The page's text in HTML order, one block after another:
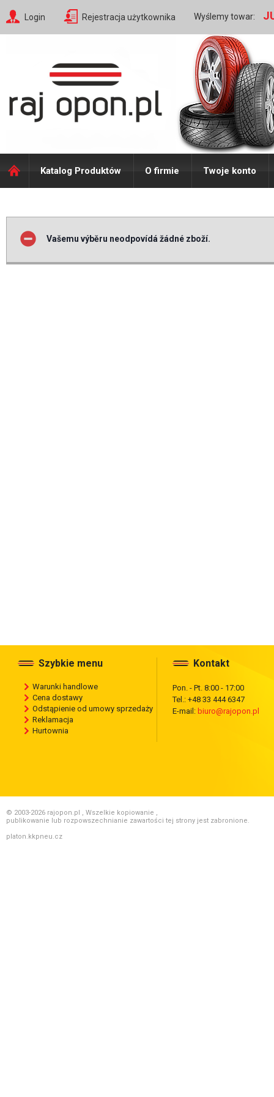
Login Rejestracja użytkownika Wyślemy towar:
Katalog Produktów O firmie Twoje konto
Vašemu výběru neodpovídá žádné zboží.
Szybkie menu
Warunki handlowe
Cena dostawy
Odstąpienie od umowy sprzedaży
Reklamacja
Hurtownia
Kontakt
Pon. - Pt. 8:00 - 17:00
Tel.: +48 33 444 6347
E-mail: biuro@rajopon.pl
© 2003-2026 rajopon.pl , Wszelkie kopiowanie ,
publikowanie lub rozpowszechnianie zawartości tej strony jest zabronione.
platon.kkpneu.cz